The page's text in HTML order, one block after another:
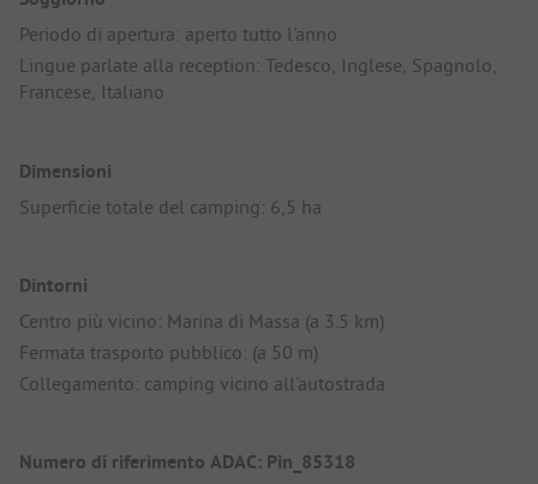
Periodo di apertura: aperto tutto l'anno
Lingue parlate alla reception: Tedesco, Inglese, Spagnolo,
Francese, Italiano
Dimensioni
Superficie totale del camping: 6,5 ha
Dintorni
Centro più vicino: Marina di Massa (a 3.5 km)
Fermata trasporto pubblico: (a 50 m)
Collegamento: camping vicino all'autostrada
Numero di riferimento ADAC: Pin_85318